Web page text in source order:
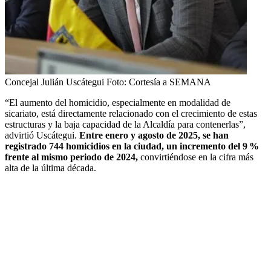
Concejal Julián Uscátegui Foto: Cortesía a SEMANA
“El aumento del homicidio, especialmente en modalidad de
sicariato, está directamente relacionado con el crecimiento de estas
estructuras y la baja capacidad de la Alcaldía para contenerlas”,
advirtió Uscátegui. Entre enero y agosto de 2025, se han
registrado 744 homicidios en la ciudad, un incremento del 9 %
frente al mismo periodo de 2024, convirtiéndose en la cifra más
alta de la última década.